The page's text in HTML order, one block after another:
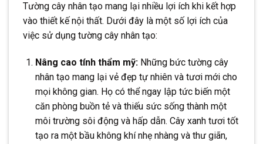
Tường cây nhân tạo mang lại nhiều lợi ích khi kết hợp
vào thiết kế nội thất. Dưới đây là một số lợi ích của
việc sử dụng tường cây nhân tạo:
Nâng cao tính thẩm mỹ:Những bức tường cây
nhân tạo mang lại vẻ đẹp tự nhiên và tươi mới cho
mọi không gian. Họ có thể ngay lập tức biến một
căn phòng buồn tẻ và thiếu sức sống thành một
môi trường sôi động và hấp dẫn. Cây xanh tươi tốt
tạo ra một bầu không khí nhẹ nhàng và thư giãn,